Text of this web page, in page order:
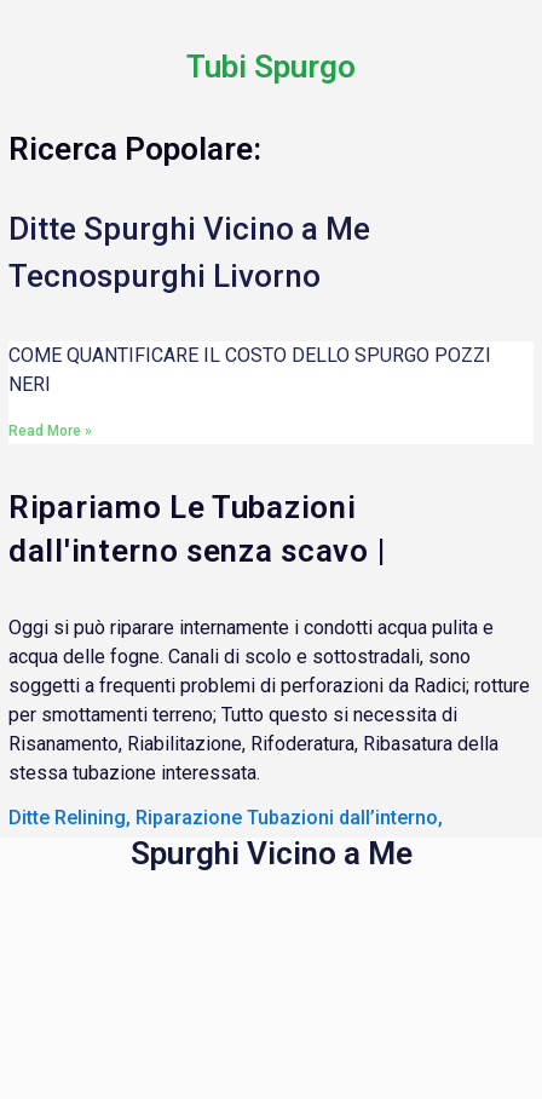
Tubi Spurgo
Ricerca Popolare:
Ditte Spurghi Vicino a Me
Tecnospurghi Livorno
COME QUANTIFICARE IL COSTO DELLO SPURGO POZZI
NERI
Read More »
Ripariamo Le Tubazioni
dall'interno senza scavo |
Oggi si può riparare internamente i condotti acqua pulita e
acqua delle fogne. Canali di scolo e sottostradali, sono
soggetti a frequenti problemi di perforazioni da Radici; rotture
per smottamenti terreno; Tutto questo si necessita di
Risanamento, Riabilitazione, Rifoderatura, Ribasatura della
stessa tubazione interessata.
Ditte Relining, Riparazione Tubazioni dall’interno,
Spurghi Vicino a Me